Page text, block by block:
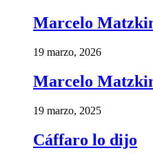
Marcelo
19 marzo, 2026
Marcelo
19 marzo, 2025
Cáffaro lo dijo